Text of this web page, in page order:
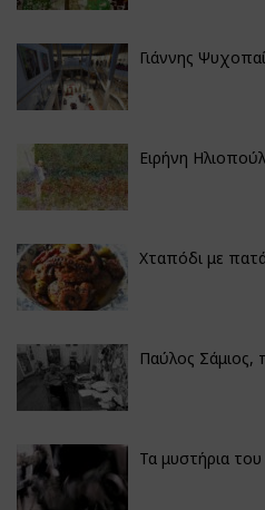
Γιάννης
Ειρήνη
Χταπόδι με
Παύλος Σάμιος,
Τα μυστήρια